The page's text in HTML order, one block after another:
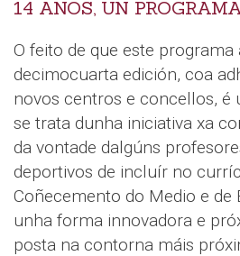
14 ANOS, UN
O feito de que este programa
decimocuarta edición, coa
novos centros e concellos, é
se trata dunha iniciativa xa
da vontade dalgúns
deportivos de incluír no
Coñecemento do Medio e de
unha forma innovadora e
posta na contorna máis